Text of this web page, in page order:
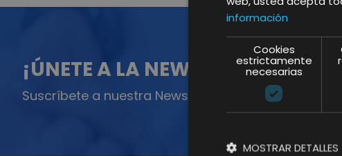
¡ÚNETE A LA NEWSLETTER!
Suscríbete a nuestra Newsletter y no te pierdas
información
Cookies
estrictamente
necesarias
MOSTRAR DETALLES